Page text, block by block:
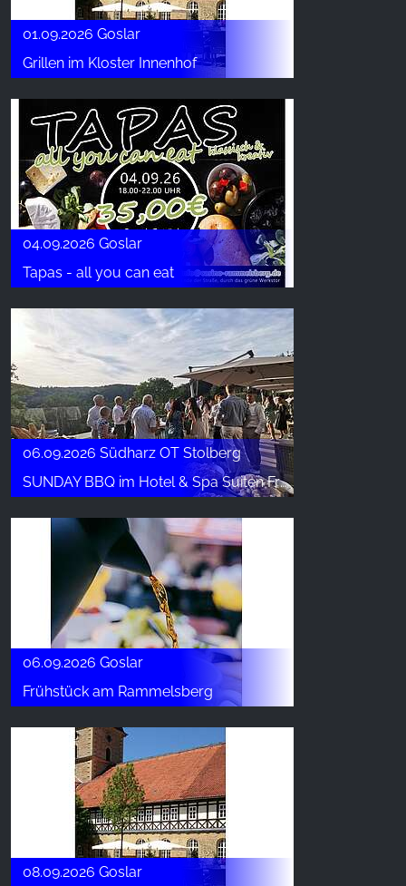
01.09.2026 Goslar
Grillen im Kloster Innenhof
04.09.2026 Goslar
Tapas - all you can eat
06.09.2026 Südharz OT Stolberg
SUNDAY BBQ im Hotel & Spa Suiten FreiWerk
06.09.2026 Goslar
Frühstück am Rammelsberg
08.09.2026 Goslar